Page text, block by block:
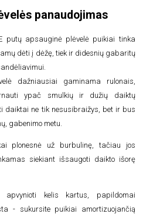
panaudojimas
putų apsauginė plėvelė puikiai tinka
dėti į dėžę, tiek ir didesnių gabaritų
dažniausiai gaminama rulonais,
ypač smulkių ir dužių daiktų
daiktai ne tik nesusibraižys, bet ir bus
gabenimo metu.
plonesnė už burbulinę, tačiau jos
siekiant išsaugoti daikto išorę
kelis kartus, papildomai
- sukursite puikiai amortizuojančią